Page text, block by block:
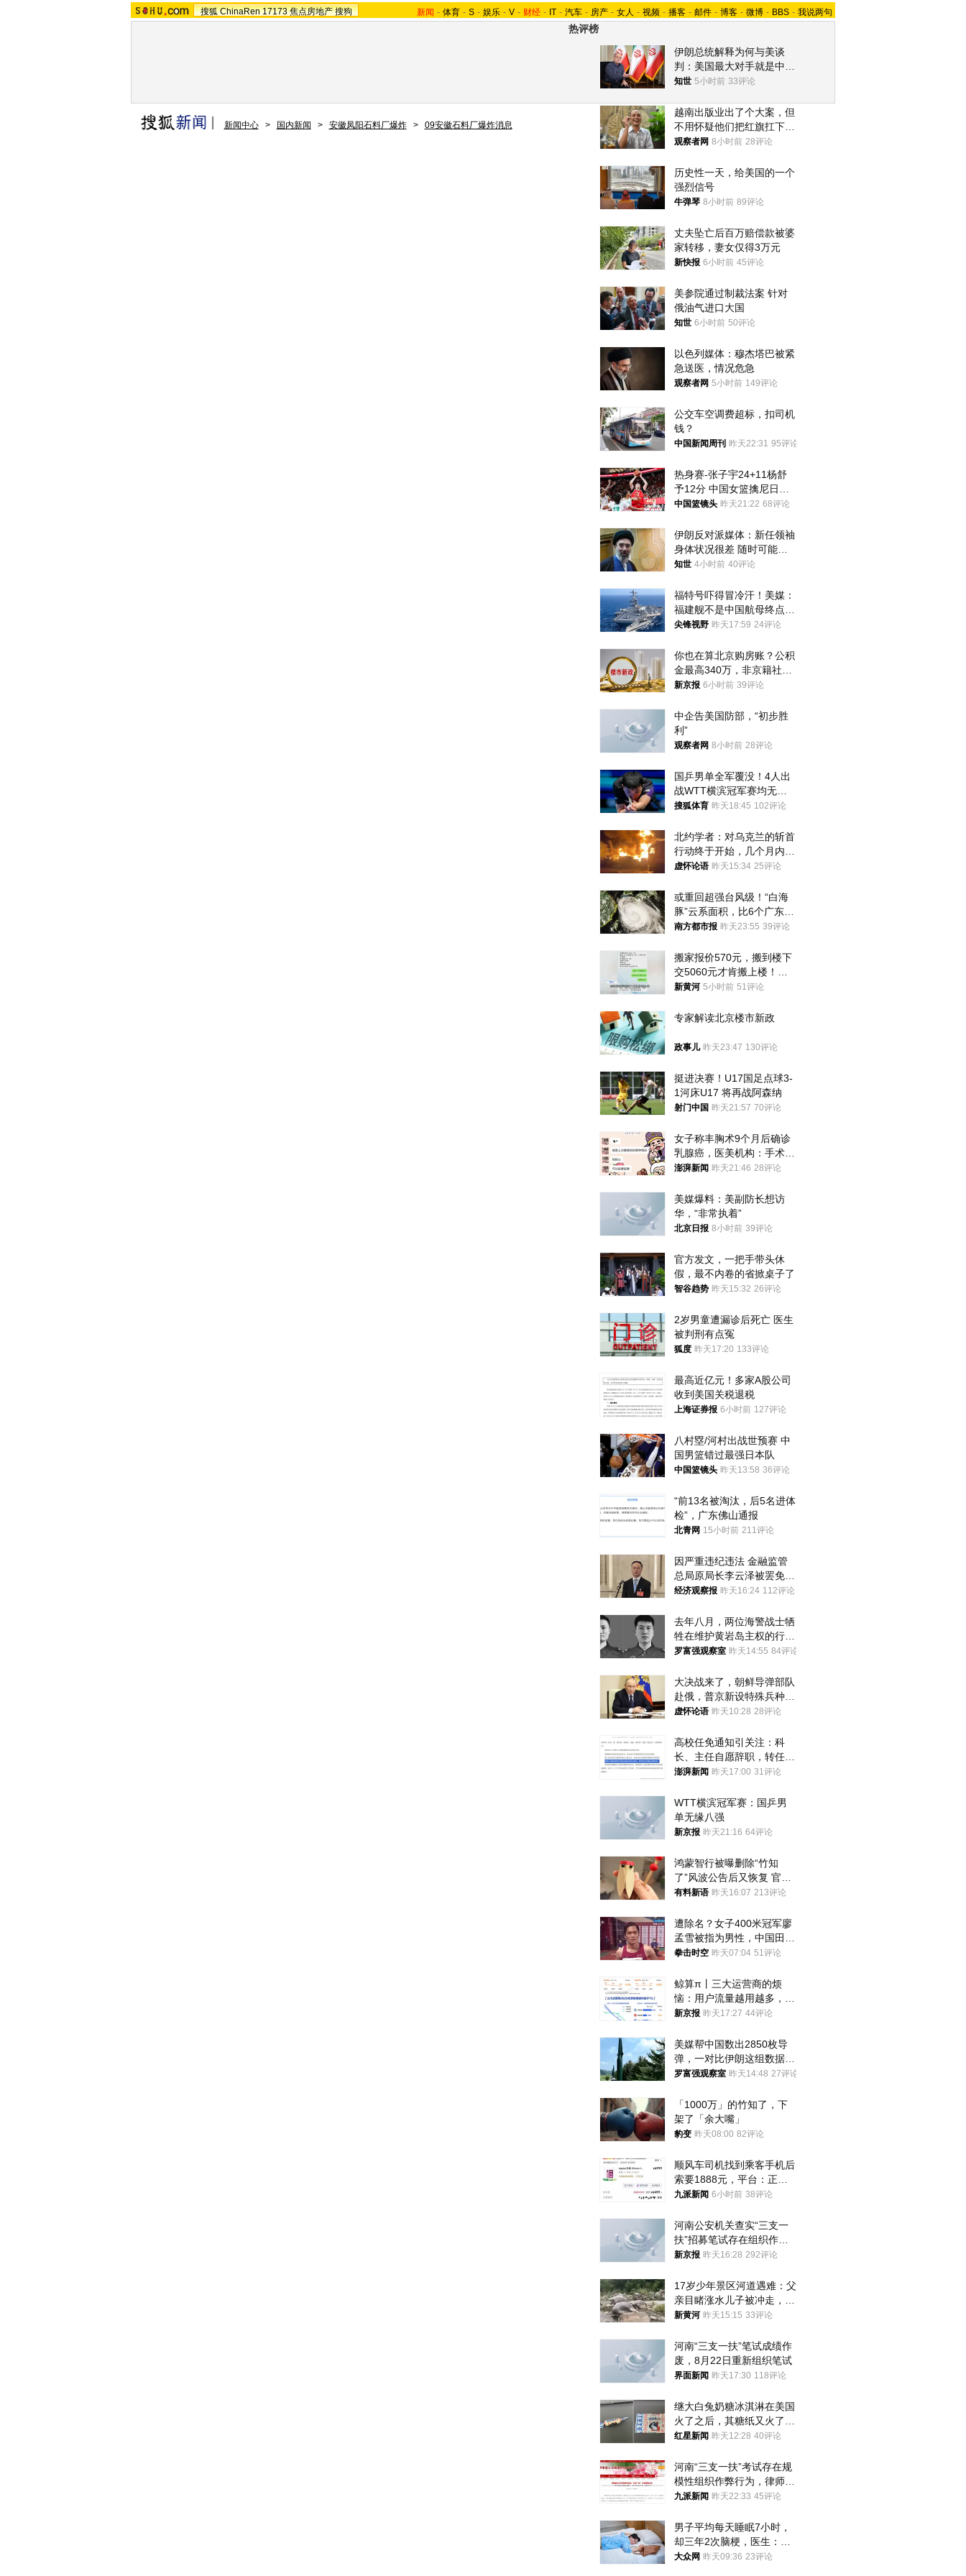
搜狐 ChinaRen 17173 焦点房地产 搜狗 新闻 - 体育 - S - 娱乐 - V - 财经 - IT - 汽车 - 房产 - 女人 - 视频 - 播客 - 邮件 - 博客 - 微博 - BBS - 我说两句
热评榜
伊朗总统解释为何与美谈
判：美国最大对手就是中
国，但他们也在对话
知世 5小时前 33评论
越南出版业出了个大案，但
不用怀疑他们把红旗扛下去
的决心
观察者网 8小时前 28评论
历史性一天，给美国的一个
强烈信号
牛弹琴 8小时前 89评论
丈夫坠亡后百万赔偿款被婆
家转移，妻女仅得3万元
新快报 6小时前 45评论
美参院通过制裁法案 针对
俄油气进口大国
知世 6小时前 50评论
以色列媒体：穆杰塔巴被紧
急送医，情况危急
观察者网 5小时前 149评论
公交车空调费超标，扣司机
钱？
中国新闻周刊 昨天22:31 95评论
热身赛-张子宇24+11杨舒
予12分 中国女篮擒尼日利
亚
中国篮镜头 昨天21:22 68评论
伊朗反对派媒体：新任领袖
身体状况很差 随时可能离
世
知世 4小时前 40评论
福特号吓得冒冷汗！美媒：
福建舰不是中国航母终点，
而是新起点！
尖锋视野 昨天17:59 24评论
你也在算北京购房账？公积
金最高340万，非京籍社保
1年
新京报 6小时前 39评论
中企告美国防部，“初步胜
利”
观察者网 8小时前 28评论
国乒男单全军覆没！4人出
战WTT横滨冠军赛均无缘
八强
搜狐体育 昨天18:45 102评论
北约学者：对乌克兰的斩首
行动终于开始，几个月内乌
将投降
虚怀论语 昨天15:34 25评论
或重回超强台风级！“白海
豚”云系面积，比6个广东还
大！深圳官方：注意这件事
南方都市报 昨天23:55 39评论
搬家报价570元，搬到楼下
交5060元才肯搬上楼！女
子傻眼了……
新黄河 5小时前 51评论
专家解读北京楼市新政
政事儿 昨天23:47 130评论
挺进决赛！U17国足点球3-
1河床U17 将再战阿森纳
射门中国 昨天21:57 70评论
女子称丰胸术9个月后确诊
乳腺癌，医美机构：手术不
可能引发癌症，建议走司法
澎湃新闻 昨天21:46 28评论
美媒爆料：美副防长想访
华，“非常执着”
北京日报 8小时前 39评论
官方发文，一把手带头休
假，最不内卷的省掀桌子了
智谷趋势 昨天15:32 26评论
2岁男童遭漏诊后死亡 医生
被判刑有点冤
狐度 昨天17:20 133评论
最高近亿元！多家A股公司
收到美国关税退税
上海证券报 6小时前 127评论
八村塁/河村出战世预赛 中
国男篮错过最强日本队
中国篮镜头 昨天13:58 36评论
“前13名被淘汰，后5名进体
检”，广东佛山通报
北青网 15小时前 211评论
因严重违纪违法 金融监管
总局原局长李云泽被罢免全
国人大代表
经济观察报 昨天16:24 112评论
去年八月，两位海警战士牺
牲在维护黄岩岛主权的行动
中
罗富强观察室 昨天14:55 84评论
大决战来了，朝鲜导弹部队
赴俄，普京新设特殊兵种，
76岁老将扛旗
虚怀论语 昨天10:28 28评论
高校任免通知引关注：科
长、主任自愿辞职，转任思
政辅导员
澎湃新闻 昨天17:00 31评论
WTT横滨冠军赛：国乒男
单无缘八强
新京报 昨天21:16 64评论
鸿蒙智行被曝删除“竹知
了”风波公告后又恢复 官媒
曾力挺：劝华为要大度的，
有料新语 昨天16:07 213评论
遭除名？女子400米冠军廖
孟雪被指为男性，中国田协
默不作声
拳击时空 昨天07:04 51评论
鲸算π丨三大运营商的烦
恼：用户流量越用越多，收
入却越来越少
新京报 昨天17:27 44评论
美媒帮中国数出2850枚导
弹，一对比伊朗这组数据，
发现出大事了
罗富强观察室 昨天14:48 27评论
「1000万」的竹知了，下
架了「余大嘴」
豹变 昨天08:00 82评论
顺风车司机找到乘客手机后
索要1888元，平台：正和
司机沟通协商
九派新闻 6小时前 38评论
河南公安机关查实“三支一
扶”招募笔试存在组织作弊
犯罪行为
新京报 昨天16:28 292评论
17岁少年景区河道遇难：父
亲目睹涨水儿子被冲走，当
地排除上游泄洪，家属盼厘
新黄河 昨天15:15 33评论
河南“三支一扶”笔试成绩作
废，8月22日重新组织笔试
界面新闻 昨天17:30 118评论
继大白兔奶糖冰淇淋在美国
火了之后，其糖纸又火了！
海外博主盛赞：平面设计经
红星新闻 昨天12:28 40评论
河南“三支一扶”考试存在规
模性组织作弊行为，律师：
涉嫌非法获取国家秘密罪等
九派新闻 昨天22:33 45评论
男子平均每天睡眠7小时，
却三年2次脑梗，医生：这
样睡觉更伤身
大众网 昨天09:36 23评论
新闻中心 > 国内新闻 > 安徽凤阳石料厂爆炸 > 09安徽石料厂爆炸消息